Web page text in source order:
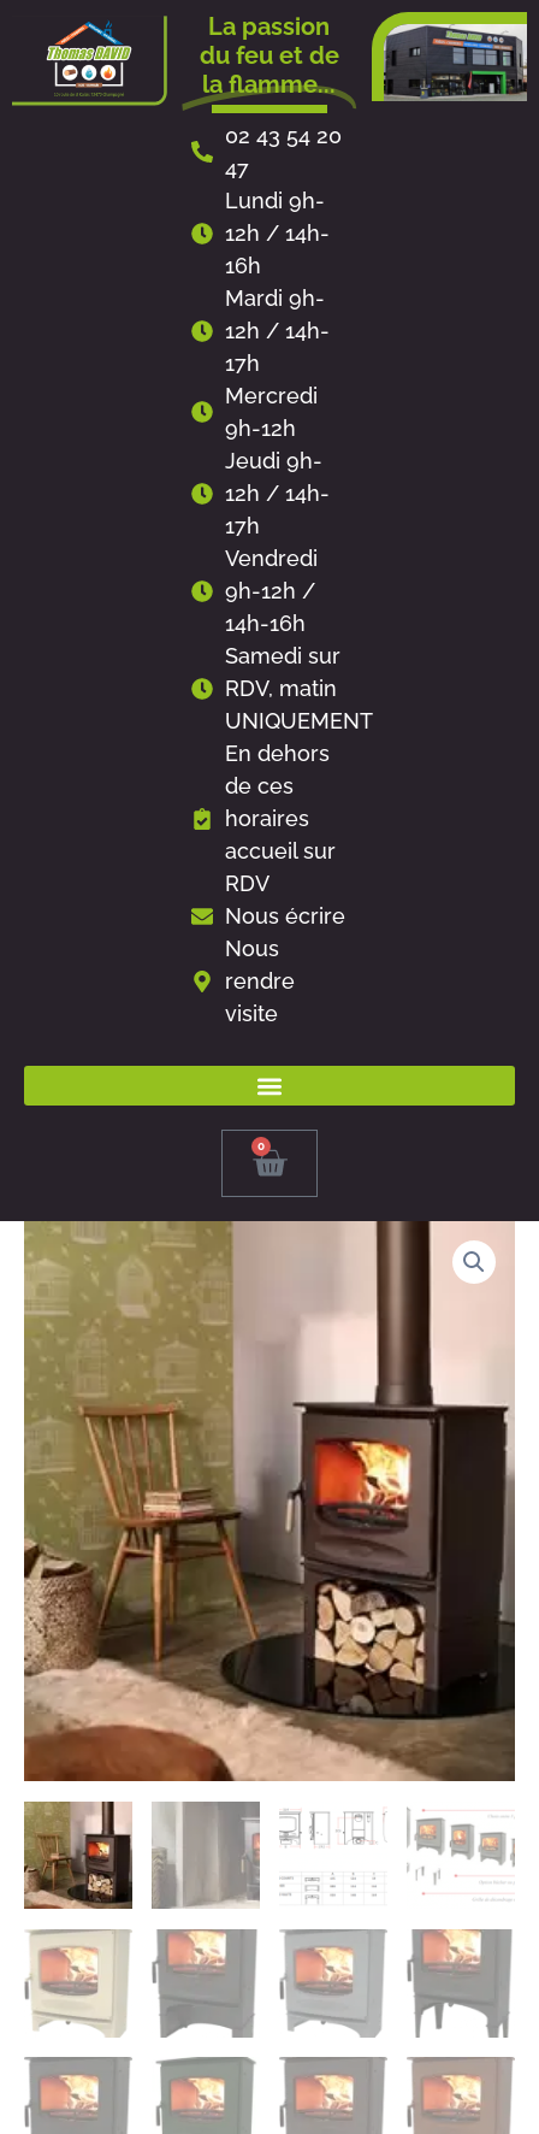
contenu
La passion
du feu et de
la flamme...
02 43 54 20
47
Lundi 9h-
12h / 14h-
16h
Mardi 9h-
12h / 14h-
17h
Mercredi
9h-12h
Jeudi 9h-
12h / 14h-
17h
Vendredi
9h-12h /
14h-16h
Samedi sur
RDV, matin
UNIQUEMENT
En dehors
de ces
horaires
accueil sur
RDV
Nous écrire
Nous
rendre
visite
0
Panier